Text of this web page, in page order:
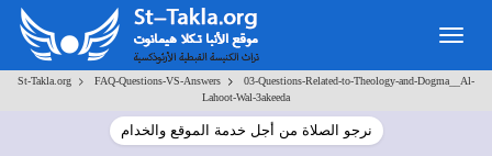
St-Takla.org > FAQ-Questions-VS-Answers >
03-Questions-Related-to-Theology-and-Dogma__Al-
Lahoot-Wal-3akeeda
نرجو الصلاة من أجل خدمة الموقع والخدام